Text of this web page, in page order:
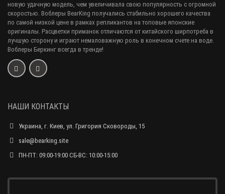
новую удачную модель, чем увеличивала свою популярность с огромной
скоростью. Воблеры BearKing получались стабильно хорошего качества
по самой низкой цене в рамках репликантов на топовые японские
оригиналы. Расцветки приманок отличаются от китайского ширпотреба в
лучшую сторону и играют немаловажную роль в конечном счете на воде.
Воблеры Беркинг всегда в тренде!
НАШИ КОНТАКТЫ
Украина, г. Киев, ул. Григория Сковороды, 15
sale@bearking.site
ПН-ПТ: 09:00-19:00 СБ-ВС: 10:00-15:00